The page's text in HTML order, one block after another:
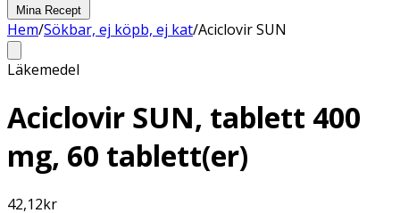
Mina Recept
Hem/Sökbar, ej köpb, ej kat/Aciclovir SUN
Läkemedel
Aciclovir SUN, tablett 400
mg, 60 tablett(er)
42,12kr